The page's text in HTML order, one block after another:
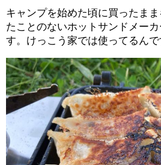
キャンプを始めた頃に買ったま
たことのないホットサンドメー
す。けっこう家では使ってるんで